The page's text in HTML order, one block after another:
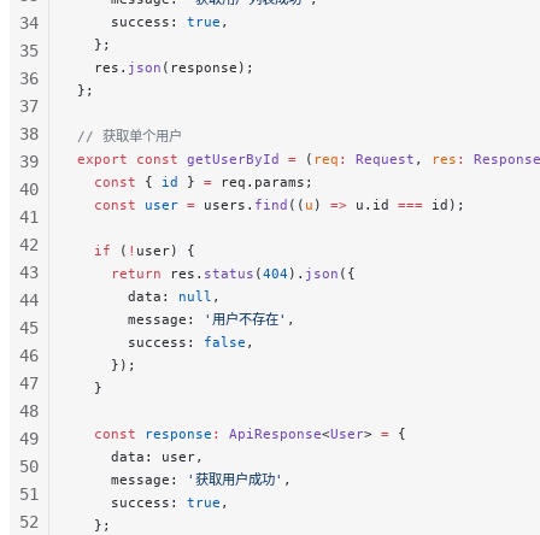
    success:
true ,
  };
  res.
json (response);
};
// 获取单个用户
export const getUserById = ( req : Request , res :
Response
  const
{ id } = req.params;
  const
user = users. find (( u ) => u.id === id);
  if
( ! user) {
    return
res. status (404). json ({
      data:
null ,
      message:
'用户不存在' ,
      success:
false ,
    });
  }
  const
response : ApiResponse<User> = {
    data: user,
    message:
'获取用户成功' ,
    success:
true ,
  };
34
35
36
37
38
39
40
41
42
43
44
45
46
47
48
49
50
51
52